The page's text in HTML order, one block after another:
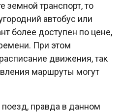
земной транспорт, то
автобус или
более доступен по цене,
При этом
движения, так
маршруты могут
правда в данном